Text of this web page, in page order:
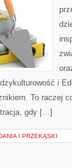
i
To raczej
gdy […]
I PRZEKĄSKI